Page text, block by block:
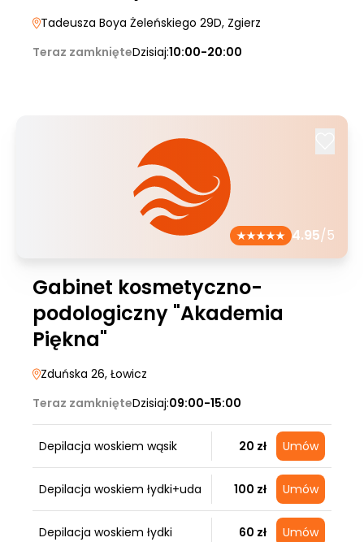
Tadeusza Boya Żeleńskiego 29D, Zgierz
Teraz zamknięteDzisiaj:10:00-20:00
4.95/5
Gabinet kosmetyczno-
podologiczny "Akademia
Piękna"
Zduńska 26, Łowicz
Teraz zamknięteDzisiaj:09:00-15:00
Depilacja woskiem wąsik 20 zł Umów
Depilacja woskiem łydki+uda 100 zł Umów
Depilacja woskiem łydki 60 zł Umów